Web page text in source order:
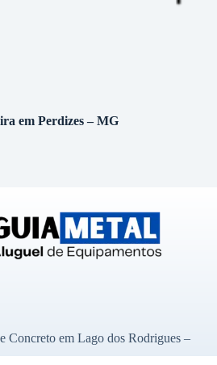
em Perdizes – MG
Concreto em Lago dos Rodrigues –